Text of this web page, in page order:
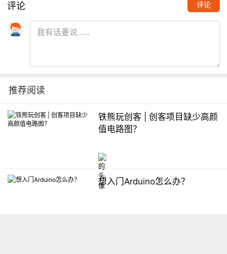
评论 评论
推荐阅读
铁熊玩创客 | 创客项目缺少高颜
值电路图？
想入门Arduino怎么办？